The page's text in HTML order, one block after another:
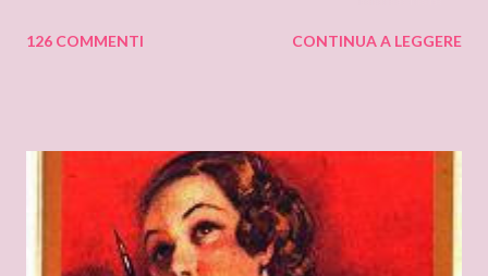
RAYBOURN Ciao Deanna, posso solo iniziare dicendo che sono
molto affascinante, con un intreccio poderoso e
un’ambientazione suggestiva – una tenuta di campagna in
un’antica abbazia, niente meno! E mi ha ricordato i vecchi
romanzi gotici con così tanto mistero ed elementi
126 COMMENTI CONTINUA A LEGGERE